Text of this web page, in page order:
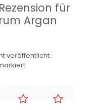
für
Argan
veröffentlicht.